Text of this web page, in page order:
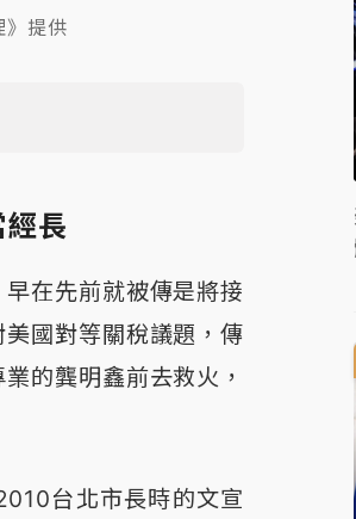
》提供
長
在先前就被傳是將接
國對等關稅議題，傳
的龔明鑫前去救火，
台北市長時的文宣